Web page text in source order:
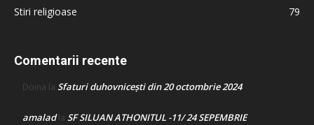
Stiri religioase
79
Comentarii recente
Doina la Sfaturi duhovnicești din 20 octombrie 2024
amaladla SF SILUAN ATHONITUL -11/ 24 SEPEMBRIE